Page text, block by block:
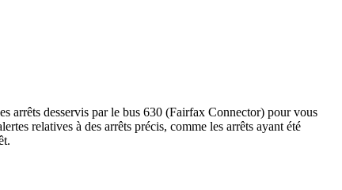
arrêts desservis par le bus 630 (Fairfax Connector) pour vous
relatives à des arrêts précis, comme les arrêts ayant été